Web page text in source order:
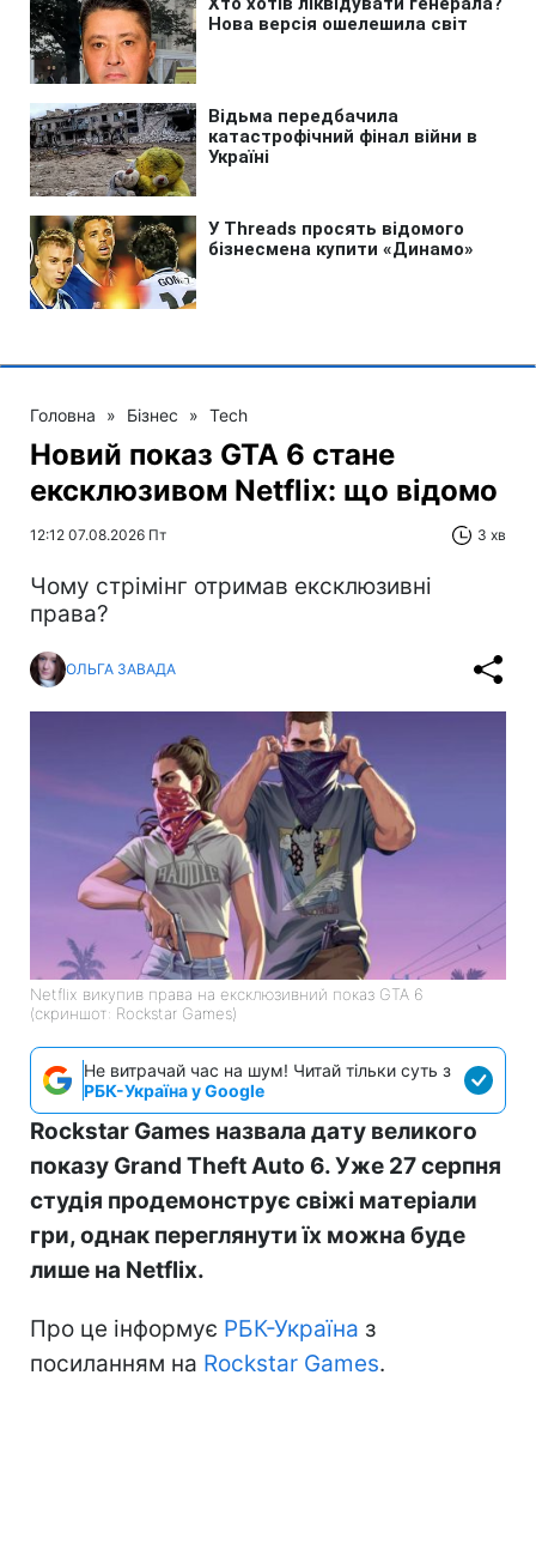
Головна » Бізнес » Tech
Новий показ GTA 6 стане
ексклюзивом Netflix: що відомо
12:12 07.08.2026 Пт 3 хв
Чому стрімінг отримав ексклюзивні
права?
ОЛЬГА ЗАВАДА
Netflix викупив права на ексклюзивний показ GTA 6
(скриншот: Rockstar Games)
Не витрачай час на шум! Читай тільки суть з
РБК-Україна у Google
Rockstar Games назвала дату великого
показу Grand Theft Auto 6. Уже 27 серпня
студія продемонструє свіжі матеріали
гри, однак переглянути їх можна буде
лише на Netflix.
Про це інформує РБК-Україна з
посиланням на Rockstar Games.